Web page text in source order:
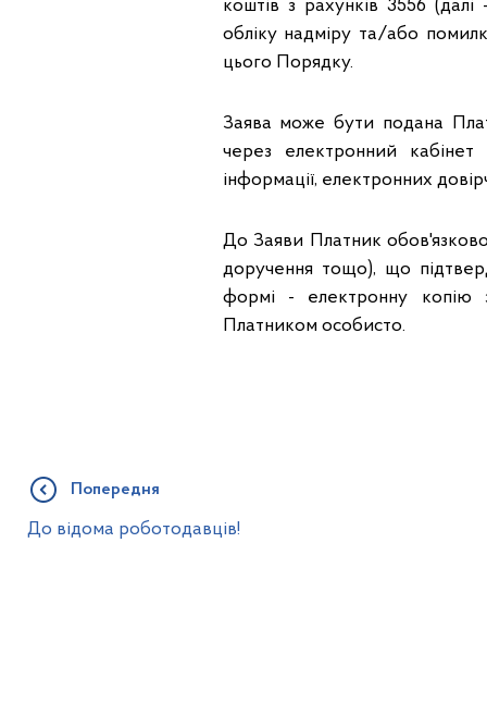
коштів з рахунків 3556
обліку надміру та/або
цього Порядку.
Заява може бути подана
через електронний
інформації, електронних
До Заяви Платник
доручення тощо), що
формі - електронну копію
Платником особисто.
Попередня
До відома роботодавців!